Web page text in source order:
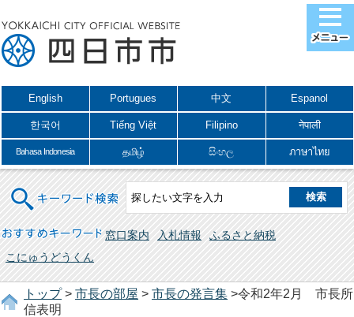
English Portugues 中文 Espanol
한국어 Tiếng Việt Filipino नेपाली
Bahasa Indonesia தமிழ் සිංහල ภาษาไทย
キーワード検索
おすすめキーワード 窓口案内 入札情報
ふるさと納税
こにゅうどうくん
トップ> 市長の部屋 > 市長の発言集 >令和2年2月 市長所
信表明